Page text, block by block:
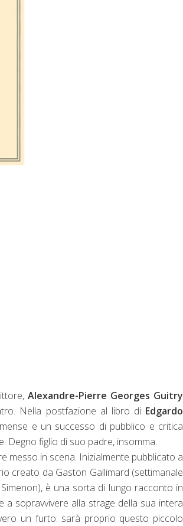
Alexandre-Pierre Georges Guitry
Nella postfazione al libro di Edgardo
e un successo di pubblico e critica
Degno figlio di suo padre, insomma.
messo in scena. Inizialmente pubblicato a
creato da Gaston Gallimard (settimanale
è una sorta di lungo racconto in
sopravvivere alla strage della sua intera
un furto: sarà proprio questo piccolo